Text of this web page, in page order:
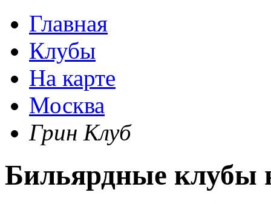
Главная
Клубы
На карте
Москва
Грин Клуб
Бильярдные клубы